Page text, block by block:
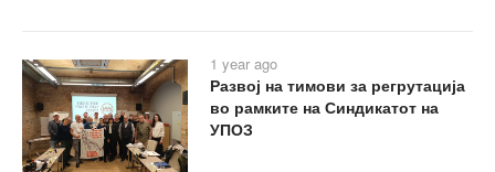
1 year ago
Развој на тимови за регрутација
во рамките на Синдикатот на
УПОЗ